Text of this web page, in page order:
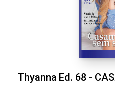
Thyanna Ed. 68 -